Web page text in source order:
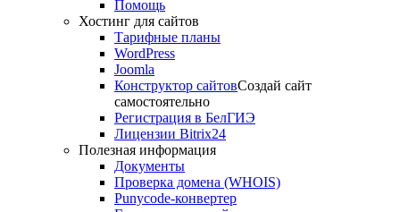
Помощь
Хостинг для сайтов
Тарифные планы
WordPress
Joomla
Конструктор сайтовСоздай сайт
самостоятельно
Регистрация в БелГИЭ
Лицензии Bitrix24
Полезная информация
Документы
Проверка домена (WHOIS)
Punycode-конвертер